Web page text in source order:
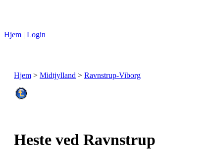
Hjem | Login
Hjem > Midtjylland > Ravnstrup-Viborg
Heste ved Ravnstrup